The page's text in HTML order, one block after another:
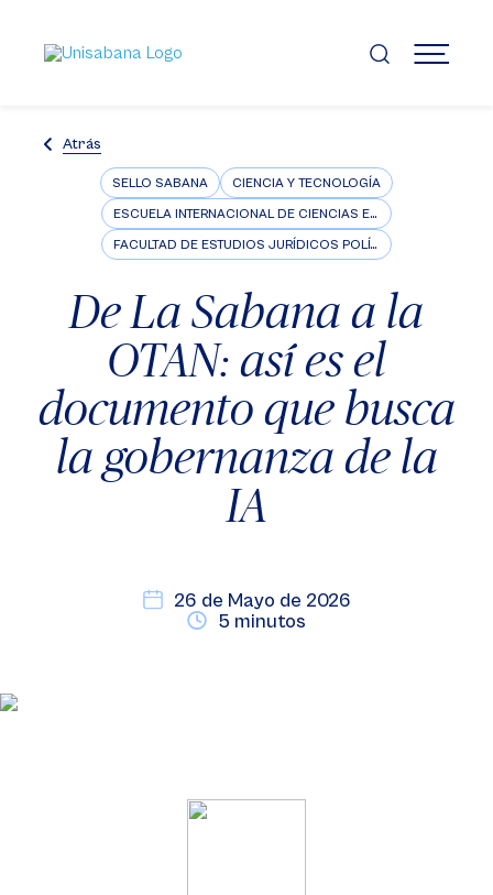
contenido
principal
MENÚ
Atrás
SELLO SABANA CIENCIA Y TECNOLOGÍA
ESCUELA INTERNACIONAL DE CIENCIAS ECONÓMICAS Y ADMINISTRATIVAS
FACULTAD DE ESTUDIOS JURÍDICOS POLÍTICOS E INTERNACIONALES
De La Sabana a la
OTAN: así es el
documento que busca
la gobernanza de la
IA
26 de Mayo de 2026
5 minutos